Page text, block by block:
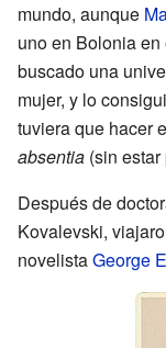
mundo, aunque
uno en Bolonia
buscado una
mujer, y lo
tuviera que hacer
absentia (sin
Después de
Kovalevski,
novelistaGeorge